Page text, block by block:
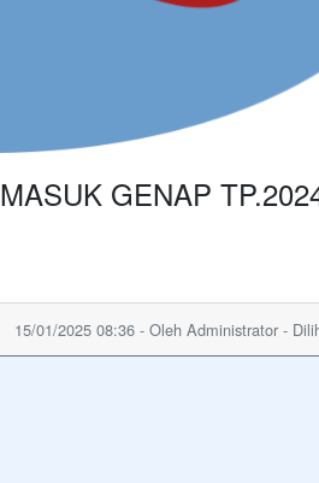
GENAP
15/01/2025 08:36 - Oleh Administrator -